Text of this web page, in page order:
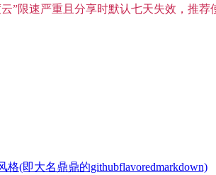
”限速严重且分享时默认七天失效，推荐
(即大名鼎鼎的githubflavoredmarkdown)